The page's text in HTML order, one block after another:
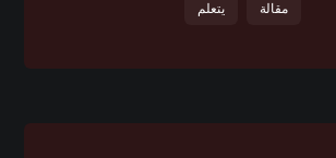
مقالة يتعلم